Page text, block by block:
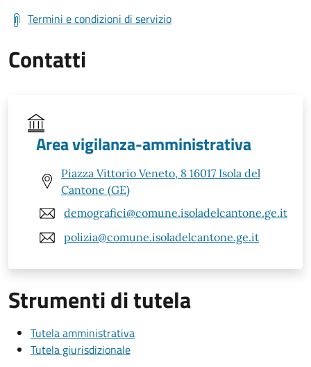
Termini e condizioni di servizio
Contatti
Area vigilanza-amministrativa
Piazza Vittorio Veneto, 8 16017 Isola del
Cantone (GE)
demografici@comune.isoladelcantone.ge.it
polizia@comune.isoladelcantone.ge.it
Strumenti di tutela
Tutela amministrativa
Tutela giurisdizionale